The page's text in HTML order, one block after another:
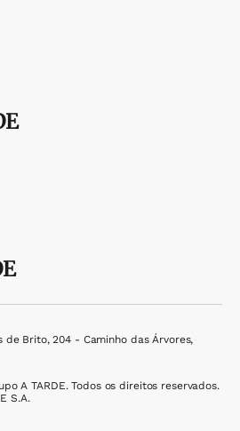
de Brito, 204 - Caminho das Árvores,
A TARDE. Todos os direitos reservados.
S.A.